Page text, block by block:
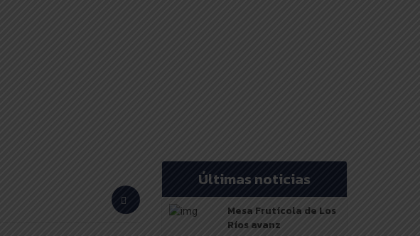
Últimas noticias
Mesa Frutícola de Los
Ríos avanz